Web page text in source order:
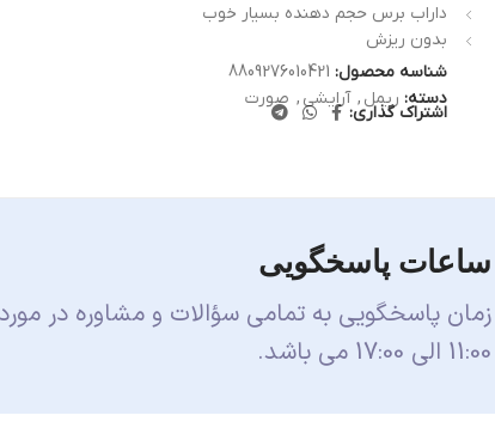
داراب برس حجم دهنده بسیار خوب
بدون ریزش
شناسه محصول: 8809276010421
دسته: ریمل , آرایشی , صورت
اشتراک گذاری:
ساعات پاسخگویی
زمان پاسخگویی به تمامی سؤالات و مشاوره در
11:00 الی 17:00 می باشد.